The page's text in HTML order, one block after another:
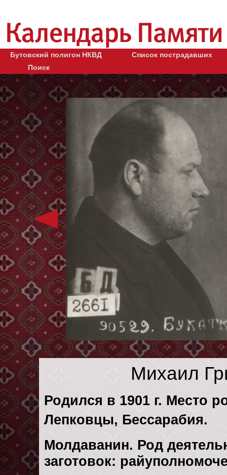
Бутовский полигон НКВД
Список пострадавших
Поиск
Михаил
Родился в 1901 г. Место
Лепковцы, Бессарабия.
Молдаванин. Род
заготовок: